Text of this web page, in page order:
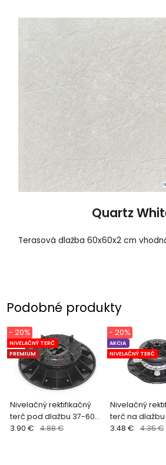
Quartz
Terasová dlažba 60x60x2 cm
Podobné produkty
Nivelačný rektifikačný
terč pod dlažbu 37-60
mm HERCULES
NIVELAČNÝ TERČ
PREMIUM
- 20%
3.90 € 4.88 €
Nivelačný
terč na dlažbu
60 mm
AKCIA
NIVELAČNÝ TERČ
- 20%
3.48 € 4.35 €